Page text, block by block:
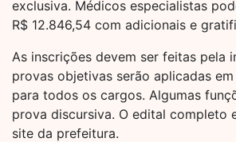
exclusiva. Médicos especialistas
R$ 12.846,54 com adicionais e
As inscrições devem ser feitas pela
provas objetivas serão aplicadas
para todos os cargos. Algumas
prova discursiva. O edital completo
site da prefeitura.